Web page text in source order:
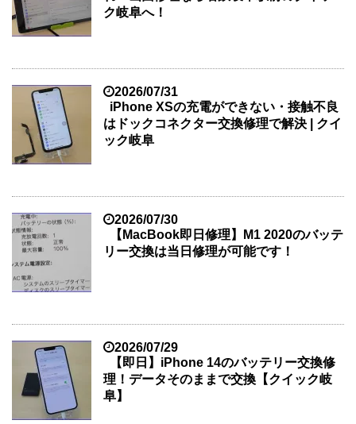
ク岐阜へ！
2026/07/31
iPhone XSの充電ができない・接触不良
はドックコネクター交換修理で解決 | クイ
ック岐阜
2026/07/30
【MacBook即日修理】M1 2020のバッテ
リー交換は当日修理が可能です！
2026/07/29
【即日】iPhone 14のバッテリー交換修
理！データそのままで交換【クイック岐
阜】